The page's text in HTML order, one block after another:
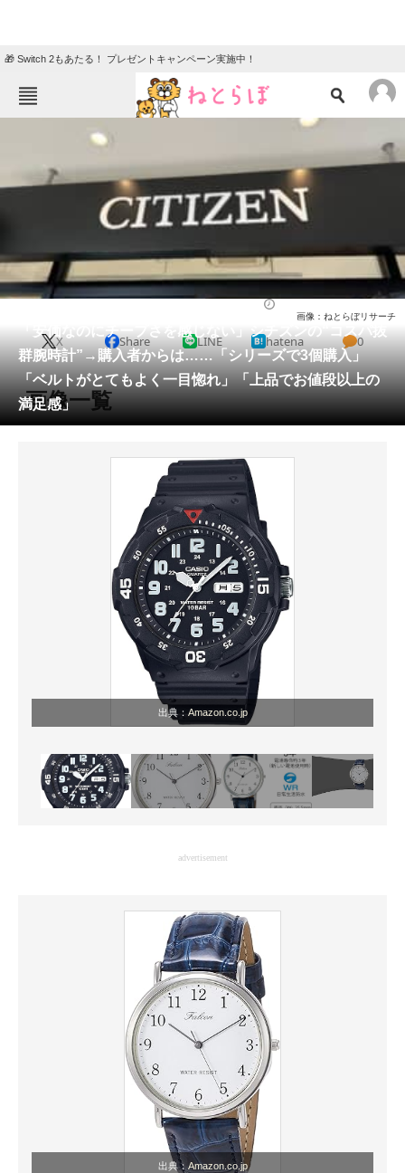
🎁 Switch 2もあたる！ プレゼントキャンペーン実施中！
エンタメ
地域
住まい 教育・育児
動物
メディア
注目記事を集めた総合ページ
スマホと通信の最新トレンド
進化するPCとデバイスの未来
好きが集まる 比べて選べる
ビジネスと働き方のヒント
AI活用のいまが分かる
企業ITのトレンドを詳説
経営リーダーのコミュニティ
マーケ×ITの今がよく分かる
ITエンジニア向け専門サイト
製造業のIT導入・活用を支援
モノづくり技術者専門サイト
エレクトロニクス専門サイト
電子設計の基本と応用
エネルギーの専門メディア
建設×テクノロジーの最前線
ちょっと気になるネットの話題
「安価なのにチープさを感じない」シチズンの“コスパ抜
群腕時計”→購入者からは……「シリーズで3個購入」
「ベルトがとてもよく一目惚れ」「上品でお値段以上の
満足感」
画像：ねとらぼリサーチ
X Share LINE hatena 0
画像一覧
出典： Amazon.co.jp
advertisement
出典：Amazon.co.jp